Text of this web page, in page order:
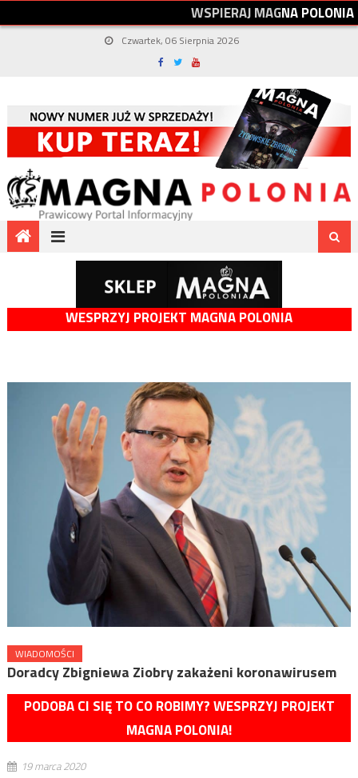
WSPIERAJMAGNAPOLONIA
Czwartek, 06 Sierpnia 2026
WESPRZYJ PROJEKT MAGNA POLONIA
WIADOMOŚCI
Doradcy Zbigniewa Ziobry zakażeni koronawirusem
PODOBA CI SIĘ TO CO ROBIMY? WESPRZYJ PROJEKT
MAGNA POLONIA!
19 marca 2020